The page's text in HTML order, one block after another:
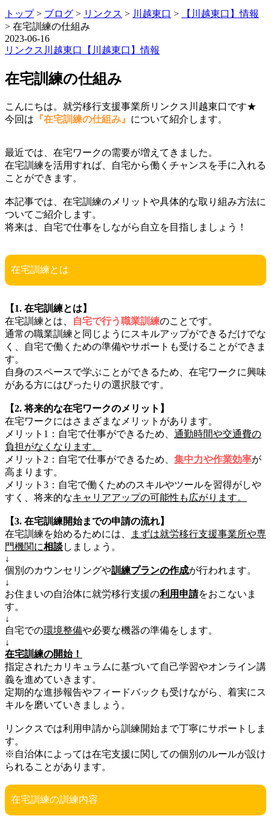
トップ> ブログ > リンクス > 川越東口 >
【川越東口】情報
> 在宅訓練の仕組み
2023-06-16
リンクス 川越東口 【川越東口】情報
在宅訓練の仕組み
こんにちは。就労移行支援事業所リンクス川越東口です★
今回は 『在宅訓練の仕組み』 について紹介します。
最近では、在宅ワークの需要が増えてきました。
在宅訓練を活用すれば、自宅から働くチャンスを手に入れる
ことができます。
本記事では、在宅訓練のメリットや具体的な取り組み方法に
ついてご紹介します。
将来は、自宅で仕事をしながら自立を目指しましょう！
在宅訓練とは
【1. 在宅訓練とは】
在宅訓練とは、
自宅で行う職業訓練のことです。
通常の職業訓練と同じようにスキルアップができるだけでな
く、自宅で働くための準備やサポートも受けることができま
す。
自身のスペースで学ぶことができるため、在宅ワークに興味
がある方にはぴったりの選択肢です。
【2. 将来的な在宅ワークのメリット】
在宅ワークにはさまざまなメリットがあります。
メリット1：自宅で仕事ができるため、 通勤時間や交通費の
負担がなくなります。
メリット2：自宅で仕事ができるため、 集中力や作業効率が
高まります。
メリット3：自宅で働くためのスキルやツールを習得がしや
すく、将来的なキャリアアップの可能性も広がります。
【3. 在宅訓練開始までの申請の流れ】
在宅訓練を始めるためには、
まずは就労移行支援事業所や専
門機関に相談しましょう。
↓
個別のカウンセリングや訓練プランの作成が行われます。
↓
お住まいの自治体に就労移行支援の利用申請をおこないま
す。
↓
自宅での環境整備や必要な機器の準備をします。
↓
在宅訓練の開始！
指定されたカリキュラムに基づいて自己学習やオンライン講
義を進めていきます。
定期的な進捗報告やフィードバックも受けながら、着実にス
キルを磨いていきましょう。
リンクスでは利用申請から訓練開始まで丁寧にサポートしま
す。
※自治体によっては在宅支援に関しての個別のルールが設け
られることがあります。
在宅訓練の訓練内容